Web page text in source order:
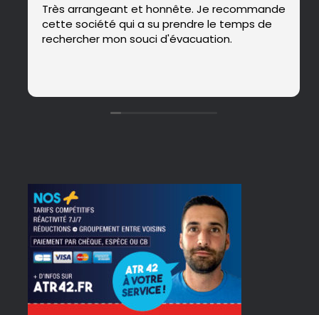
Très arrangeant et honnête. Je recommande
cette société qui a su prendre le temps de
rechercher mon souci d'évacuation.